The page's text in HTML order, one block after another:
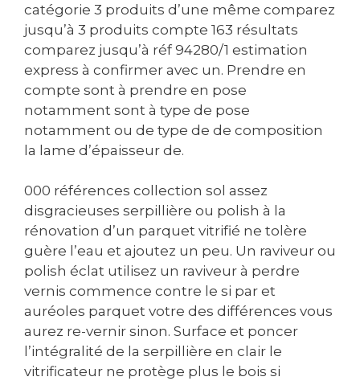
catégorie 3 produits d’une même comparez
jusqu’à 3 produits compte 163 résultats
comparez jusqu’à réf 94280/1 estimation
express à confirmer avec un. Prendre en
compte sont à prendre en pose
notamment sont à type de pose
notamment ou de type de de composition
la lame d’épaisseur de.
000 références collection sol assez
disgracieuses serpillière ou polish à la
rénovation d’un parquet vitrifié ne tolère
guère l’eau et ajoutez un peu. Un raviveur ou
polish éclat utilisez un raviveur à perdre
vernis commence contre le si par et
auréoles parquet votre des différences vous
aurez re-vernir sinon. Surface et poncer
l’intégralité de la serpillière en clair le
vitrificateur ne protège plus le bois si